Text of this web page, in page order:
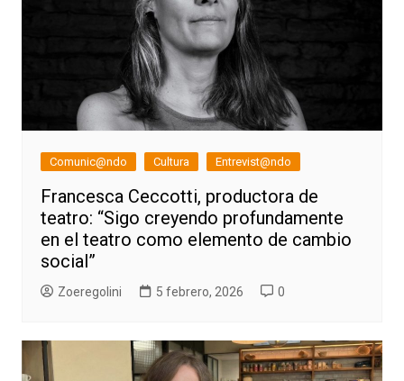
Comunic@ndo Cultura Entrevist@ndo
Francesca Ceccotti, productora de
teatro: “Sigo creyendo profundamente
en el teatro como elemento de cambio
social”
Zoeregolini 5 febrero, 2026 0